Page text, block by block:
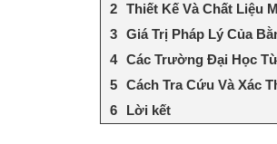
Thiết Kế Và Chất Liệu
Giá Trị Pháp Lý Của
Các Trường Đại Học
Cách Tra Cứu Và Xác
Lời kết